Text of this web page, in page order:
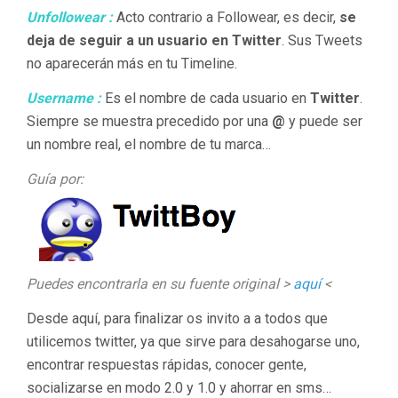
Unfollowear :Acto contrario a Followear, es decir, se
deja de seguir a un usuario en Twitter. Sus Tweets
no aparecerán más en tu Timeline.
Username : Es el nombre de cada usuario en Twitter.
Siempre se muestra precedido por una @ y puede ser
un nombre real, el nombre de tu marca…
Guía por:
Puedes encontrarla en su fuente original > aquí<
Desde aquí, para finalizar os invito a a todos que
utilicemos twitter, ya que sirve para desahogarse uno,
encontrar respuestas rápidas, conocer gente,
socializarse en modo 2.0 y 1.0 y ahorrar en sms…